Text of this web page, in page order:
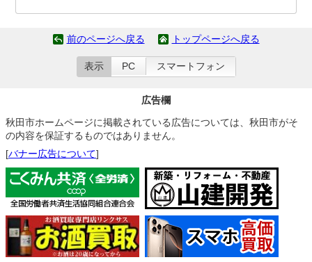
前のページへ戻る トップページへ戻る
表示 PC スマートフォン
広告欄
秋田市ホームページに掲載されている広告については、秋田市がそ
の内容を保証するものではありません。
[バナー広告について]